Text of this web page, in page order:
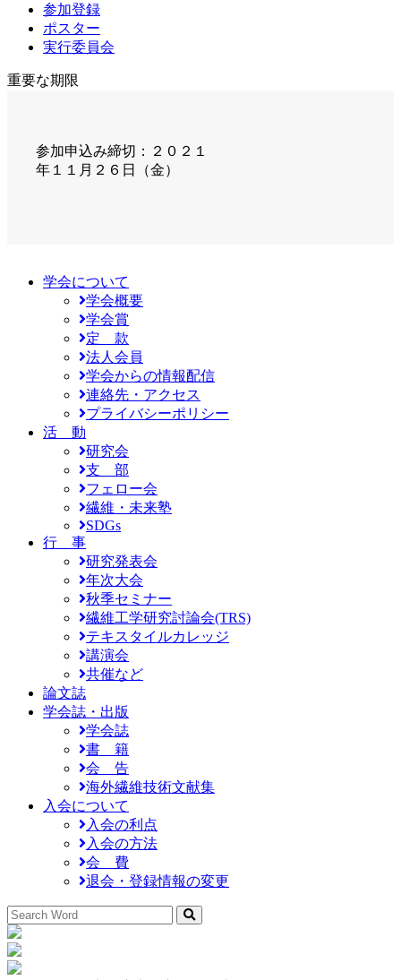
参加登録
ポスター
実行委員会
重要な期限
参加申込み締切：２０２１
年１１月２６日（金）
学会について
学会概要
学会賞
定 款
法人会員
学会からの情報配信
連絡先・アクセス
プライバシーポリシー
活 動
研究会
支 部
フェロー会
繊維・未来塾
SDGs
行 事
研究発表会
年次大会
秋季セミナー
繊維工学研究討論会(TRS)
テキスタイルカレッジ
講演会
共催など
論文誌
学会誌・出版
学会誌
書 籍
会 告
海外繊維技術文献集
入会について
入会の利点
入会の方法
会 費
退会・登録情報の変更